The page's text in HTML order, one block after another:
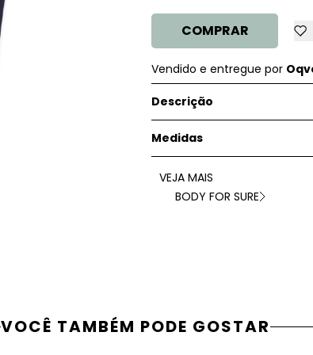
COMPRAR
Vendido e entregue por
Descrição
Medidas
VEJA MAIS
BODY FOR SURE
VOCÊ TAMBÉM PODE GOSTAR